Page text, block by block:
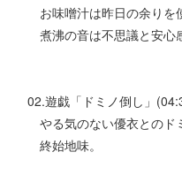
お味噌汁は昨日の余りを
煮沸の音は不思議と安心
02.遊戯「ドミノ倒し」
やる気のない優衣とのド
終始地味。